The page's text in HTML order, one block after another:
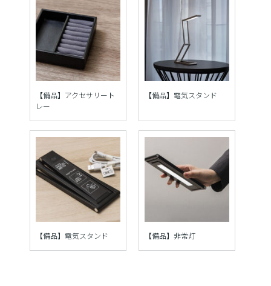
【備品】アクセサリート
レー
【備品】電気スタンド
【備品】電気スタンド 【備品】非常灯